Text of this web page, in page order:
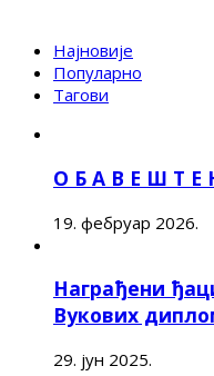
Најновије
Популарно
Тагови
О Б А В Е Ш Т Е
19. фебруар 2026.
Награђени
Вукових
29. јун 2025.